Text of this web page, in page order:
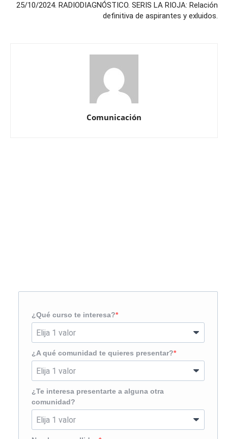
25/10/2024. RADIODIAGNÓSTICO. SERIS LA RIOJA: Relación
definitiva de aspirantes y exluidos.
Comunicación
¿Qué curso te interesa?
¿A qué comunidad te quieres presentar?
¿Te interesa presentarte a alguna otra
comunidad?